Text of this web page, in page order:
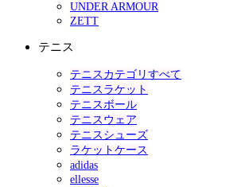
UNDER ARMOUR
ZETT
テニス
テニスカテゴリすべて
テニスラケット
テニスボール
テニスウェア
テニスシューズ
ラケットケース
adidas
ellesse